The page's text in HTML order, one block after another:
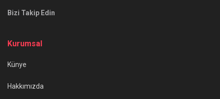
Bizi Takip Edin
Kurumsal
Künye
Hakkımızda